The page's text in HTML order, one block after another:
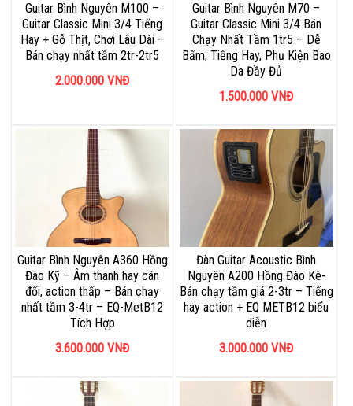
Guitar Bình Nguyên M100 –
Guitar Classic Mini 3/4 Tiếng
Hay + Gỗ Thịt, Chơi Lâu Dài –
Bán chạy nhất tầm 2tr-2tr5
2.000.000 VNĐ
Guitar Bình Nguyên M70 –
Guitar Classic Mini 3/4 Bán
Chạy Nhất Tầm 1tr5 – Dễ
Bấm, Tiếng Hay, Phụ Kiện Bao
Da Đầy Đủ
1.500.000 VNĐ
Guitar Bình Nguyên A360 Hồng
Đào Kỹ – Âm thanh hay cân
đối, action thấp – Bán chạy
nhất tầm 3-4tr – EQ-MetB12
Tích Hợp
3.600.000 VNĐ
Đàn Guitar Acoustic Bình
Nguyên A200 Hồng Đào Kè-
Bán chạy tầm giá 2-3tr – Tiếng
hay action + EQ METB12 biểu
diễn
3.000.000 VNĐ